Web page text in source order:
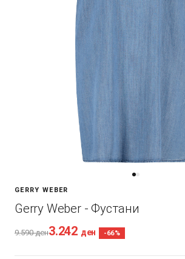
GERRY WEBER
Gerry Weber - Фустани
9.590ден3.242 ден -66%